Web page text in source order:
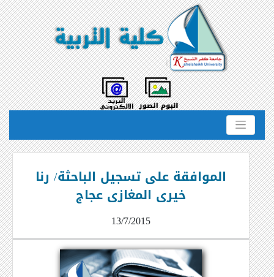
الموافقة على تسجيل الباحثة/ رنا
خيرى المغازى عجاج
13/7/2015